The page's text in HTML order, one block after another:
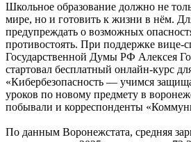
Школьное образование должно не
мире, но и готовить к жизни в нём.
предупреждать о возможных
противостоять. При поддержке вице-
Государственной Думы РФ Алексея
стартовал бесплатный онлайн-курс
«Кибербезопасность — учимся
уроков по новому предмету в
побывали и корреспонденты
По данным Воронежстата, средняя